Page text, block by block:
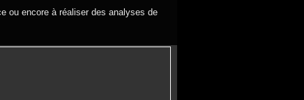
ou encore à réaliser des analyses de